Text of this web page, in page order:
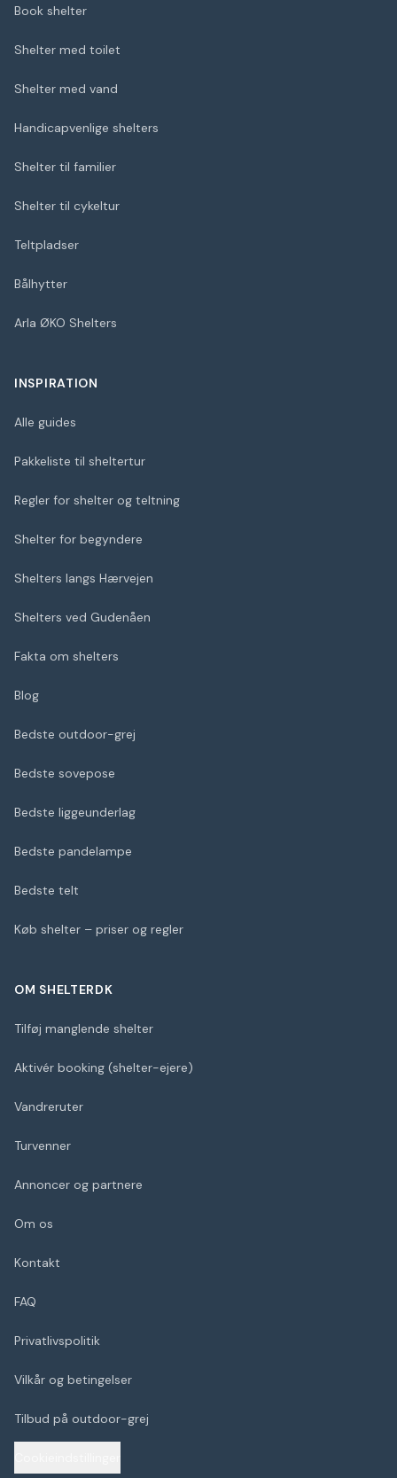
Book shelter
Shelter med toilet
Shelter med vand
Handicapvenlige shelters
Shelter til familier
Shelter til cykeltur
Teltpladser
Bålhytter
Arla ØKO Shelters
INSPIRATION
Alle guides
Pakkeliste til sheltertur
Regler for shelter og teltning
Shelter for begyndere
Shelters langs Hærvejen
Shelters ved Gudenåen
Fakta om shelters
Blog
Bedste outdoor-grej
Bedste sovepose
Bedste liggeunderlag
Bedste pandelampe
Bedste telt
Køb shelter – priser og regler
OM SHELTERDK
Tilføj manglende shelter
Aktivér booking (shelter-ejere)
Vandreruter
Turvenner
Annoncer og partnere
Om os
Kontakt
FAQ
Privatlivspolitik
Vilkår og betingelser
Tilbud på outdoor-grej